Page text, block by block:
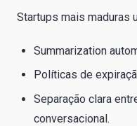
Startups mais maduras
Summarization
Políticas de
Separação clara
conversacional.